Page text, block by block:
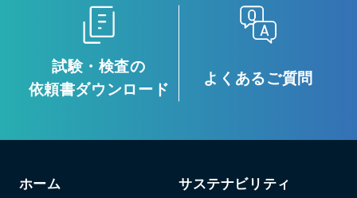
試験・検査の
依頼書ダウンロード
よくあるご質問
ホーム サステナビリティ